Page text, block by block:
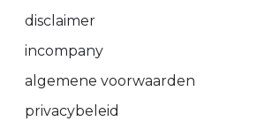
disclaimer
incompany
algemene voorwaarden
privacybeleid